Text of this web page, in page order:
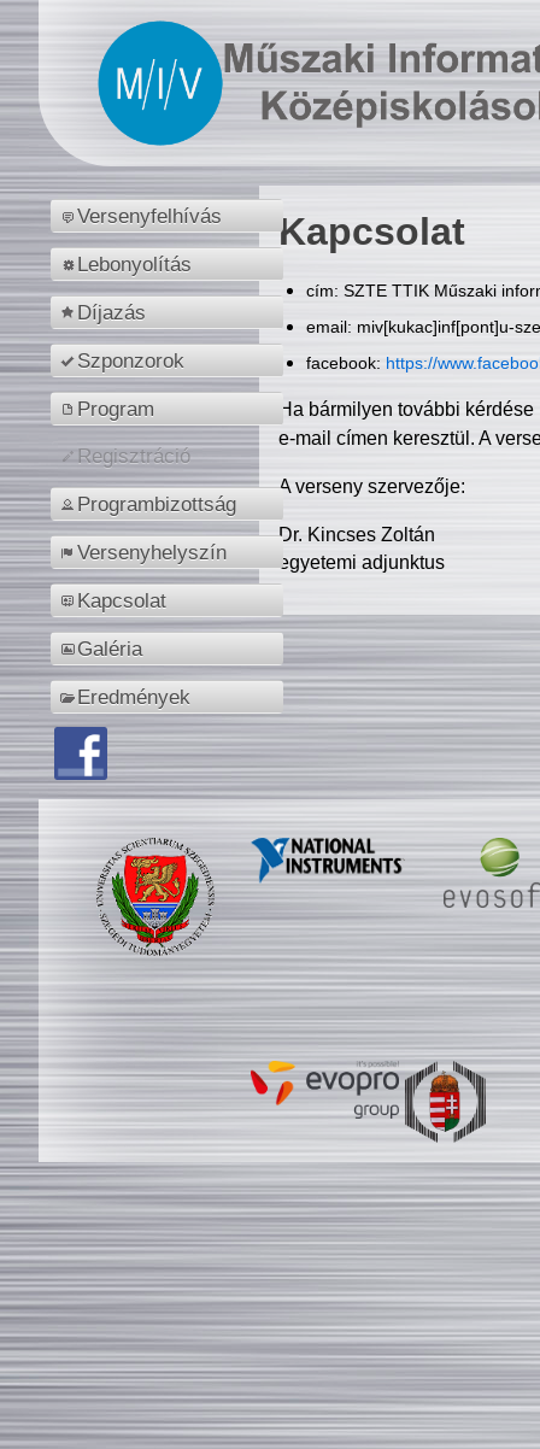
Versenyfelhívás
Lebonyolítás
Díjazás
Szponzorok
Program
Regisztráció
Programbizottság
Versenyhelyszín
Kapcsolat
Galéria
Eredmények
Kapcsolat
cím: SZTE TTIK Műszaki
email: miv[kukac]inf[pont]u-
facebook: https://
Ha bármilyen további
e-mail címen keresztül. A
A verseny szervezője:
Dr. Kincses Zoltán
egyetemi adjunktus